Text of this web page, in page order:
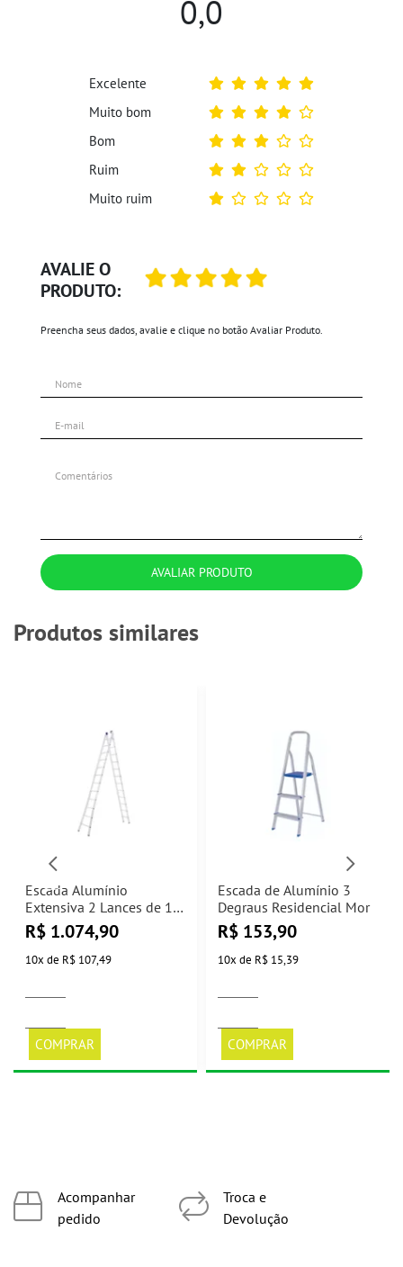
AVALIE O
PRODUTO:
Preencha seus dados, avalie e clique no botão Avaliar Produto.
AVALIAR PRODUTO
0,0
Excelente
Muito bom
Bom
Ruim
Muito ruim
Produtos similares
Escada Alumínio
Extensiva 2 Lances de 12
Degraus Mor
R$ 1.074,90
10x de R$ 107,49
COMPRAR
Escada de Alumínio 3
Degraus Residencial Mor
R$ 153,90
10x de R$ 15,39
COMPRAR
Acompanhar
pedido
Troca e
Devolução